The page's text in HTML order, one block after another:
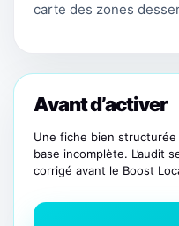
carte des zones
Avant d’activer
Une fiche bien structurée
base incomplète. L’audit
corrigé avant le Boost